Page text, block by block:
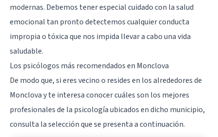
modernas. Debemos tener especial cuidado con la salud
emocional tan pronto detectemos cualquier conducta
impropia o tóxica que nos impida llevar a cabo una vida
saludable.
Los psicólogos más recomendados en Monclova
De modo que, si eres vecino o resides en los alrededores de
Monclova y te interesa conocer cuáles son los mejores
profesionales de la psicología ubicados en dicho municipio,
consulta la selección que se presenta a continuación.